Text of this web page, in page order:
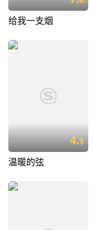
给我一支烟
4.9
温暖的弦